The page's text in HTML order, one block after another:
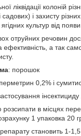
ліквідації колоній
і захисту
культур від
отруйних речовин
а так
: порошок
0,2% і
розсипати в місцях
1 упаковка 20
становить 1-